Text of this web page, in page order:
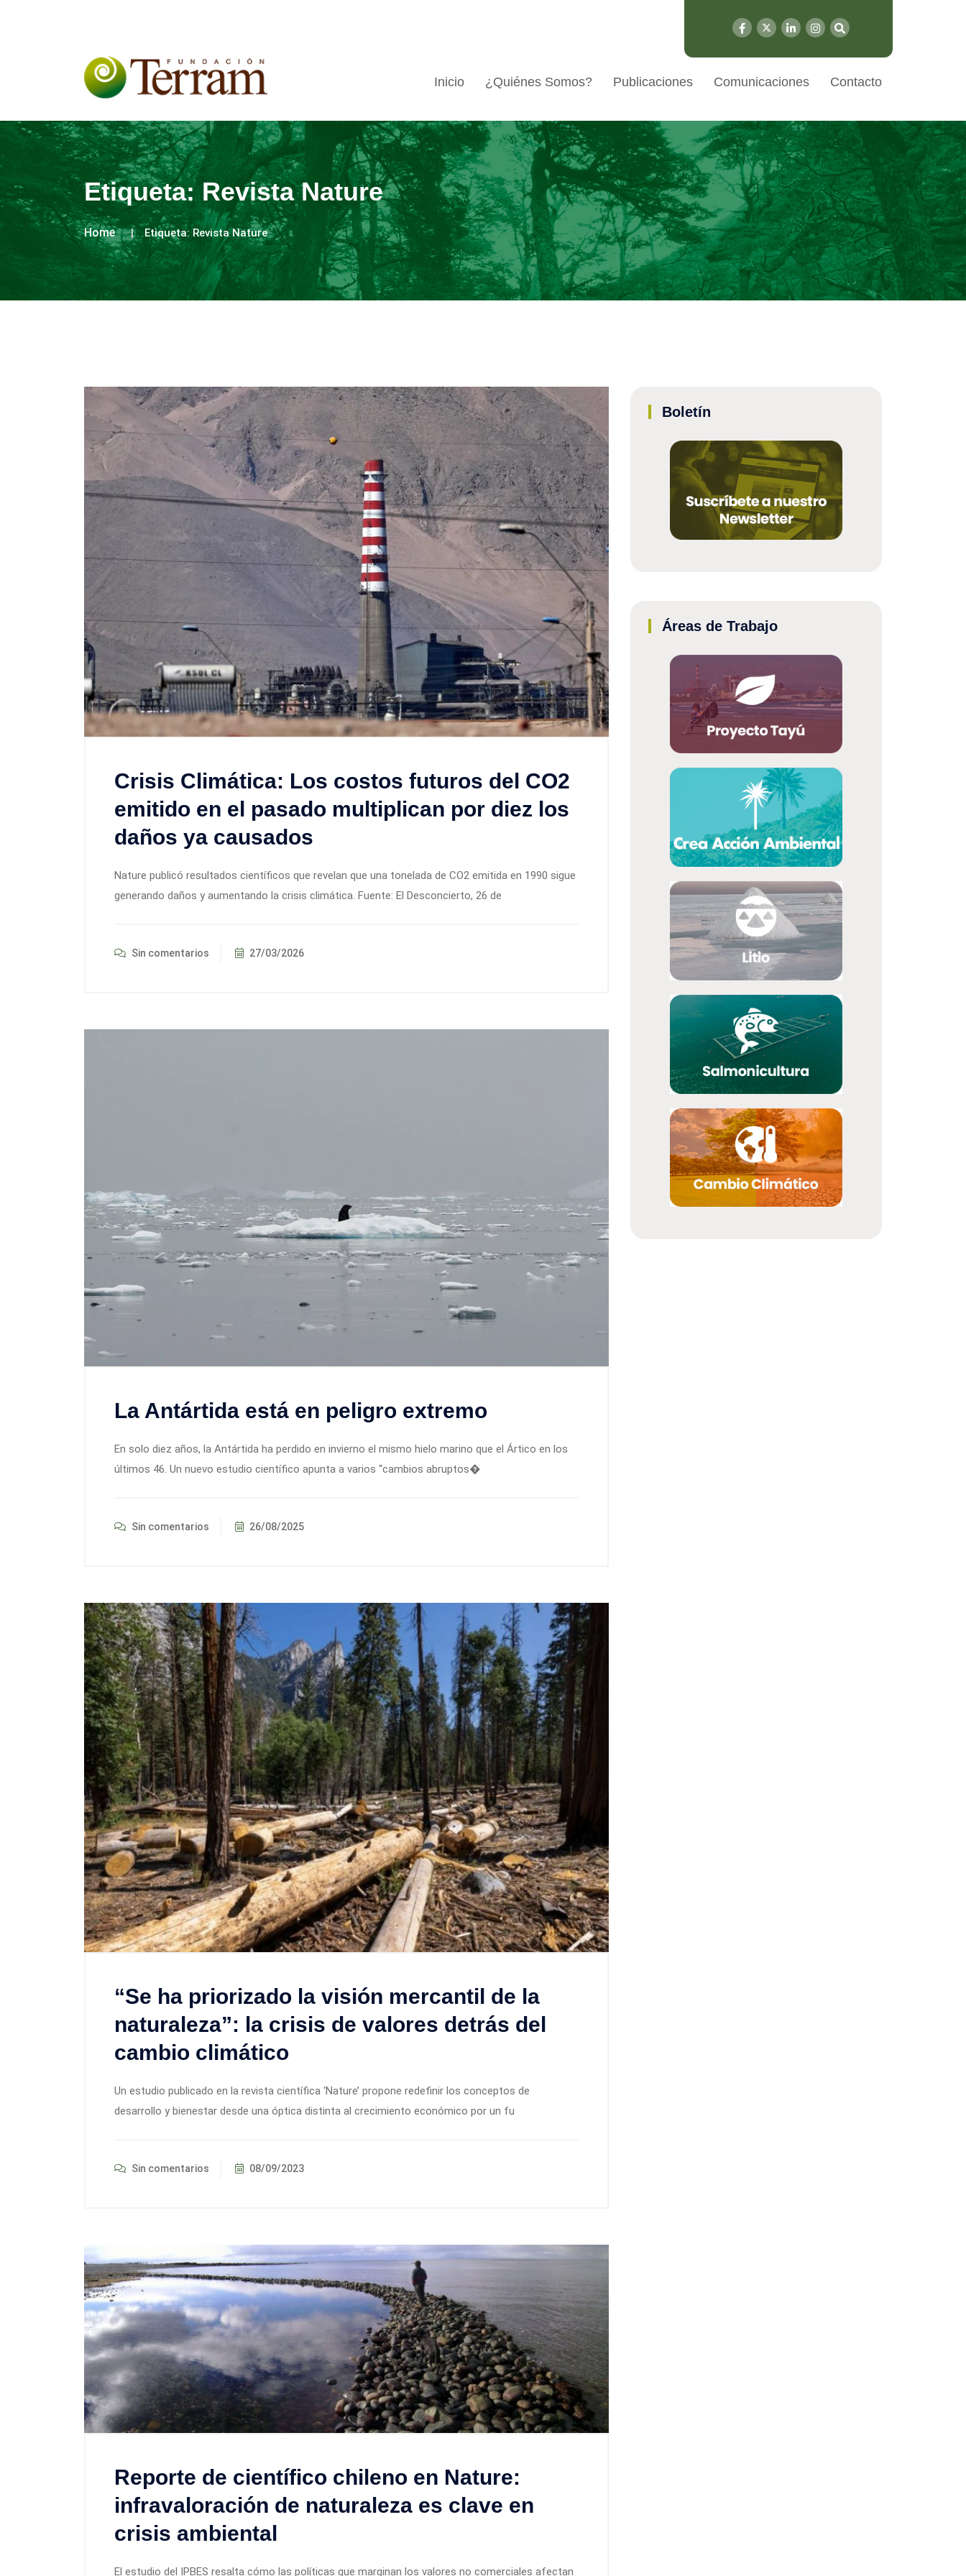
Inicio ¿Quiénes Somos? Publicaciones Comunicaciones Contacto
Etiqueta:Revista Nature
Home Etiqueta:Revista Nature
Crisis Climática: Los costos futuros del CO2
emitido en el pasado multiplican por diez los
daños ya causados
Nature publicó resultados científicos que revelan que una tonelada de CO2 emitida en 1990 sigue
generando daños y aumentando la crisis climática. Fuente: El Desconcierto, 26 de
Sin comentarios 27/03/2026
La Antártida está en peligro extremo
En solo diez años, la Antártida ha perdido en invierno el mismo hielo marino que el Ártico en los
últimos 46. Un nuevo estudio científico apunta a varios “cambios abruptos�
Sin comentarios 26/08/2025
“Se ha priorizado la visión mercantil de la
naturaleza”: la crisis de valores detrás del
cambio climático
Un estudio publicado en la revista científica ‘Nature’ propone redefinir los conceptos de
desarrollo y bienestar desde una óptica distinta al crecimiento económico por un fu
Sin comentarios 08/09/2023
Reporte de científico chileno en Nature:
infravaloración de naturaleza es clave en
crisis ambiental
El estudio del IPBES resalta cómo las políticas que marginan los valores no comerciales afectan
Boletín
Áreas de Trabajo